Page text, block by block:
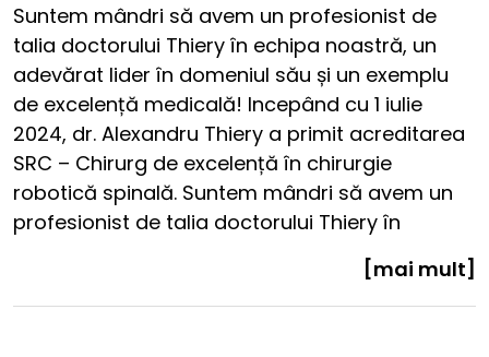
Suntem mândri să avem un profesionist de
talia doctorului Thiery în echipa noastră, un
adevărat lider în domeniul său și un exemplu
de excelență medicală! Incepând cu 1 iulie
2024, dr. Alexandru Thiery a primit acreditarea
SRC – Chirurg de excelență în chirurgie
robotică spinală. Suntem mândri să avem un
profesionist de talia doctorului Thiery în
[mai mult]